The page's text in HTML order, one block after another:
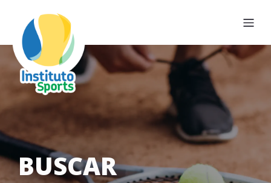
BUSCAR